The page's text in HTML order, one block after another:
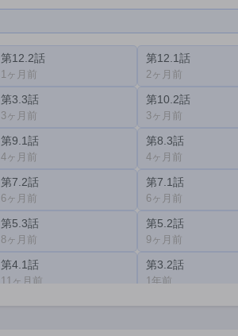
第12.2話
1ヶ月前
第12.1話
2ヶ月前
第3.3話
3ヶ月前
第10.2話
3ヶ月前
第9.1話
4ヶ月前
第8.3話
4ヶ月前
第7.2話
6ヶ月前
第7.1話
6ヶ月前
第5.3話
8ヶ月前
第5.2話
9ヶ月前
第4.1話
11ヶ月前
第3.2話
1年前